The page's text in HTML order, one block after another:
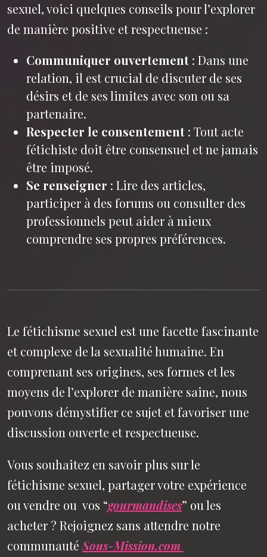
sexuel, voici quelques conseils pour l’explorer
de manière positive et respectueuse :
Communiquer ouvertement : Dans une
relation, il est crucial de discuter de ses
désirs et de ses limites avec son ou sa
partenaire.
Respecter le consentement : Tout acte
fétichiste doit être consensuel et ne jamais
être imposé.
Se renseigner : Lire des articles,
participer à des forums ou consulter des
professionnels peut aider à mieux
comprendre ses propres préférences.
Le fétichisme sexuel est une facette fascinante
et complexe de la sexualité humaine. En
comprenant ses origines, ses formes et les
moyens de l’explorer de manière saine, nous
pouvons démystifier ce sujet et favoriser une
discussion ouverte et respectueuse.
Vous souhaitez en savoir plus sur le
fétichisme sexuel, partager votre expérience
ou vendre ou vos “gourmandises” ou les
acheter ? Rejoignez sans attendre notre
communauté Sous-Mission.com